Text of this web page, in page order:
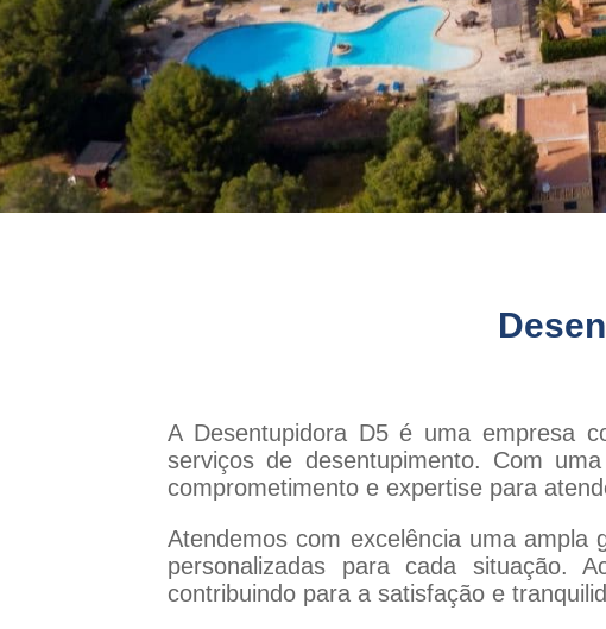
A Desentupidora D5 é uma empresa
serviços de desentupimento. Com
comprometimento e expertise para
Atendemos com excelência uma ampla
personalizadas para cada situação.
contribuindo para a satisfação e